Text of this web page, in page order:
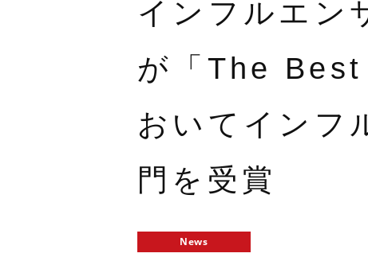
インフルエン
が「The
おいてインフ
門を受賞
News